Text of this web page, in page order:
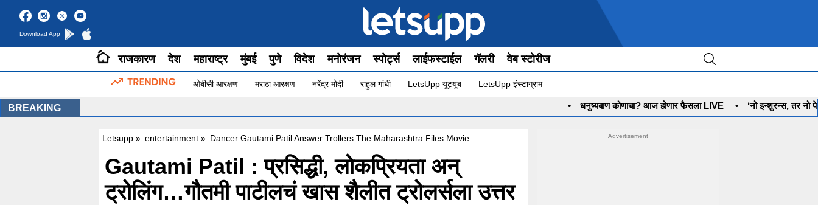
Download App
राजकारण देश महाराष्ट्र मुंबई पुणे विदेश मनोरंजन स्पोर्ट्स लाईफस्टाईल गॅलरी वेब स्टोरीज
ओबीसी आरक्षण मराठा आरक्षण नरेंद्र मोदी राहुल गांधी LetsUpp यूट्यूब LetsUpp इंस्टाग्राम
BREAKING धनुष्यबाण कोणाचा? आज होणार फैसला LIVE • ‘नो इन्शुरन्स, तर नो
Letsupp » entertainment » Dancer Gautami Patil Answer Trollers The Maharashtra Files Movie
Gautami Patil : प्रसिद्धी, लोकप्रियता अन्
ट्रोलिंग…गौतमी पाटीलचं खास शैलीत ट्रोलर्सला उत्तर